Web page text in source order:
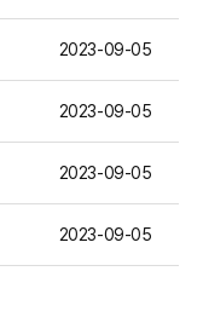
2023-09-05
2023-09-05
2023-09-05
2023-09-05